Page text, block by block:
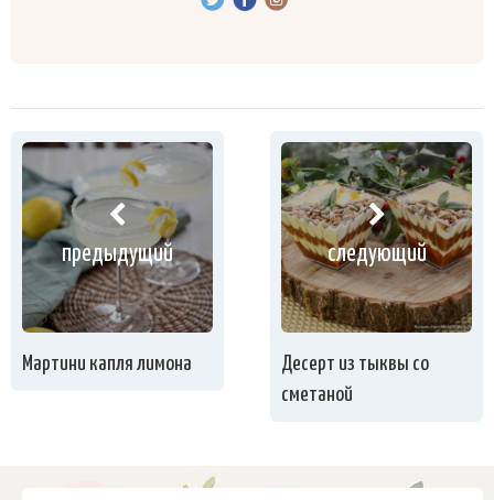
предыдущий
Мартини капля лимона
следующий
Десерт из тыквы со
сметаной